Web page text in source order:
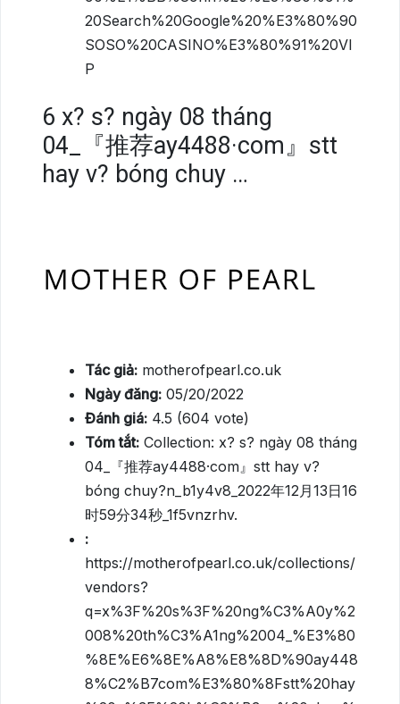
20Search%20Google%20%E3%80%90
SOSO%20CASINO%E3%80%91%20VI
P
6 x? s? ngày 08 tháng
04_『推荐ay4488·com』stt
hay v? bóng chuy …
Tác giả: motherofpearl.co.uk
Ngày đăng: 05/20/2022
Đánh giá: 4.5 (604 vote)
Tóm tắt: Collection: x? s? ngày 08 tháng
04_『推荐ay4488·com』stt hay v?
bóng chuy?n_b1y4v8_2022年12月13日16
时59分34秒_1f5vnzrhv.
:
https://motherofpearl.co.uk/collections/
vendors?
q=x%3F%20s%3F%20ng%C3%A0y%2
008%20th%C3%A1ng%2004_%E3%80
%8E%E6%8E%A8%E8%8D%90ay448
8%C2%B7com%E3%80%8Fstt%20hay